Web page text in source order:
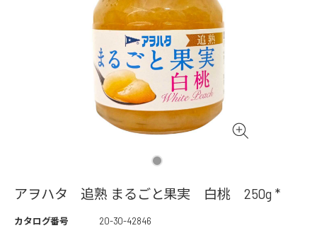
アヲハタ 追熟 まるごと果実 白桃 250g *
カタログ番号
20-30-42846